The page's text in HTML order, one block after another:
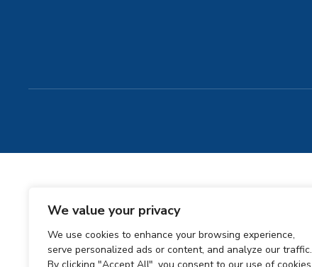
We value your privacy
We use cookies to enhance your browsing experience,
serve personalized ads or content, and analyze our traffic.